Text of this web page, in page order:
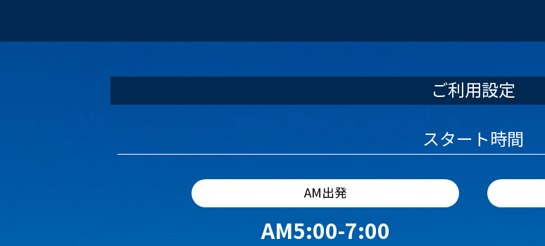
ご利用設定
スタート時間
AM出発
AM5:00-7:00